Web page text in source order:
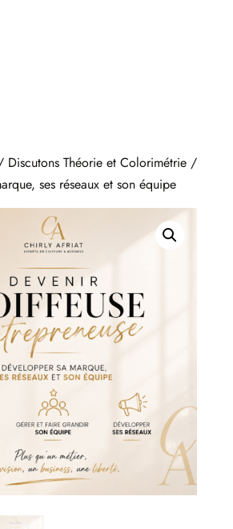
Discutons Théorie et Colorimétrie/
ses réseaux et son équipe